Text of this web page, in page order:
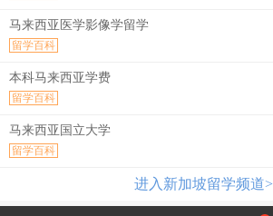
马来西亚医学影像学留学
留学百科
本科马来西亚学费
留学百科
马来西亚国立大学
留学百科
进入新加坡留学频道>